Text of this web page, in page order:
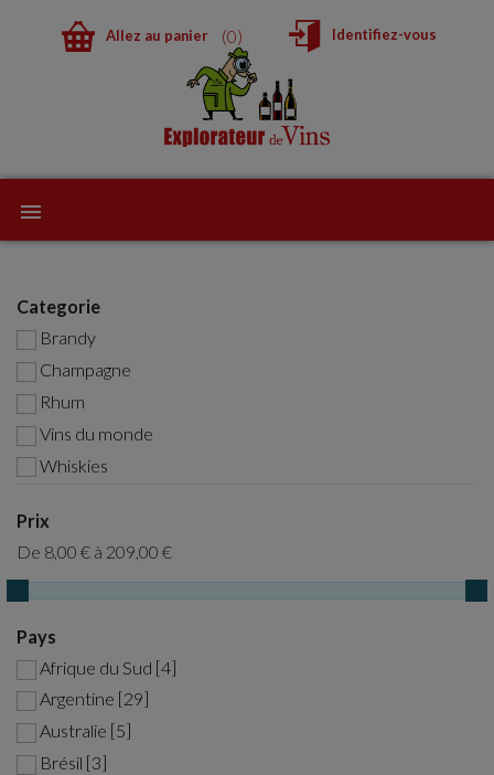
0
Allez au panier Identifiez-vous
Categorie
Brandy
Champagne
Rhum
Vins du monde
Whiskies
Prix
De 8,00 € à 209,00 €
Pays
Afrique du Sud [4]
Argentine [29]
Australie [5]
Brésil [3]